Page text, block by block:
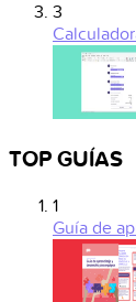
3
TOP GUÍAS
1
Guía de